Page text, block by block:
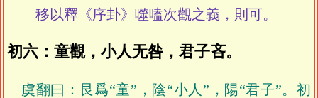
移以釋《序卦》噬嗑次觀之義，則可。
初六：童觀，小人无咎，君子吝。
虞翻曰：艮爲“童”，陰“小人”，陽“君子”。初